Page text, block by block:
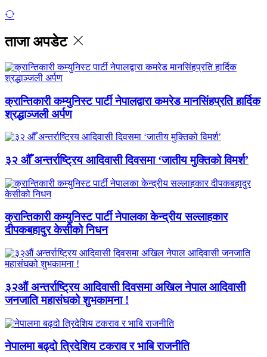
ताजा अपडेट
क्रान्तिकारी कम्युनिस्ट पार्टी नेपालद्वारा कमरेड मानसिंहप्रति हार्दिक
श्रद्धाञ्जली अर्पण
३२ औँ अन्तर्राष्ट्रिय आदिवासी दिवसमा ‘जातीय मुक्तिको विमर्श’
क्रान्तिकारी कम्युनिस्ट पार्टी नेपालका केन्द्रीय सल्लाहकार
दीपकबहादुर केसीको निधन
३२औं अन्तर्राष्ट्रिय आदिवासी दिवसमा अखिल नेपाल आदिवासी
जनजाति महासंघको शुभकामना !
नेपालमा बढ्दो त्रिदेशिय टकराव र भाबि राजनीति